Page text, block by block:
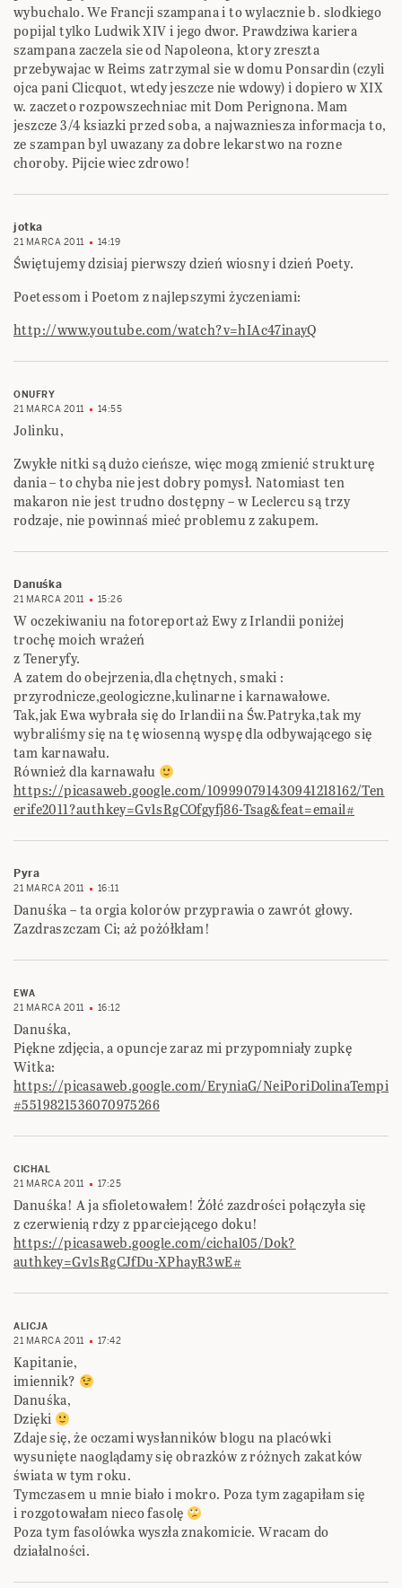
wybuchalo. We Francji szampana i to wylacznie b. slodkiego
popijal tylko Ludwik XIV i jego dwor. Prawdziwa kariera
szampana zaczela sie od Napoleona, ktory zreszta
przebywajac w Reims zatrzymal sie w domu Ponsardin (czyli
ojca pani Clicquot, wtedy jeszcze nie wdowy) i dopiero w XIX
w. zaczeto rozpowszechniac mit Dom Perignona. Mam
jeszcze 3/4 ksiazki przed soba, a najwazniesza informacja to,
ze szampan byl uwazany za dobre lekarstwo na rozne
choroby. Pijcie wiec zdrowo!
jotka
21 MARCA 2011 14:19
Świętujemy dzisiaj pierwszy dzień wiosny i dzień Poety.
Poetessom i Poetom z najlepszymi życzeniami:
http://www.youtube.com/watch?v=hIAc47inayQ
ONUFRY
21 MARCA 2011
14:55
Jolinku,
Zwykłe nitki są dużo cieńsze, więc mogą zmienić strukturę
dania – to chyba nie jest dobry pomysł. Natomiast ten
makaron nie jest trudno dostępny – w Leclercu są trzy
rodzaje, nie powinnaś mieć problemu z zakupem.
Danuśka
21 MARCA 2011 15:26
W oczekiwaniu na fotoreportaż Ewy z Irlandii poniżej
trochę moich wrażeń
z Teneryfy.
A zatem do obejrzenia,dla chętnych, smaki :
przyrodnicze,geologiczne,kulinarne i karnawałowe.
Tak,jak Ewa wybrała się do Irlandii na Św.Patryka,tak my
wybraliśmy się na tę wiosenną wyspę dla odbywającego się
tam karnawału.
Również dla karnawału
https://picasaweb.google.com/109990791430941218162/Ten
erife2011?authkey=Gv1sRgCOfgyfj86-Tsag&feat=email#
Pyra
21 MARCA 2011 16:11
Danuśka – ta orgia kolorów przyprawia o zawrót głowy.
Zazdraszczam Ci; aż pożółkłam!
EWA
21 MARCA 2011
16:12
Danuśka,
Piękne zdjęcia, a opuncje zaraz mi przypomniały zupkę
Witka:
https://picasaweb.google.com/EryniaG/NeiPoriDolinaTempi
#5519821536070975266
CICHAL
21 MARCA 2011
17:25
Danuśka! A ja sfioletowałem! Żółć zazdrości połączyła się
z czerwienią rdzy z pparciejącego doku!
https://picasaweb.google.com/cichal05/Dok?
authkey=Gv1sRgCJfDu-XPhayR3wE#
ALICJA
21 MARCA 2011
17:42
Kapitanie,
imiennik?
Danuśka,
Dzięki
Zdaje się, że oczami wysłanników blogu na placówki
wysunięte naoglądamy się obrazków z różnych zakatków
świata w tym roku.
Tymczasem u mnie biało i mokro. Poza tym zagapiłam się
i rozgotowałam nieco fasolę
Poza tym fasolówka wyszła znakomicie. Wracam do
działalności.